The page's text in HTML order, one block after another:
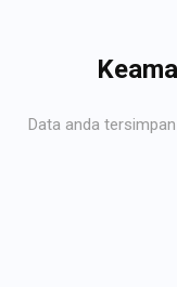
Data anda